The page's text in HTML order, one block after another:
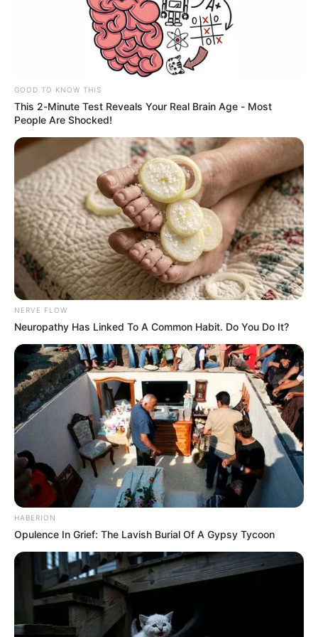
Suministrada
Secreducacion tolima responde paro murillo
Por:Laura Daniela Reyes Martínez
Julio 24, 2025
COMPARTIR
UNIRSE AL CANAL DE WHATSAPP
El prolongado paro estudiantil en la Institución Técnica
Lepanto del municipio de Murillo, Tolima, sigue
generando tensiones entre la comunidad educativa y las
autoridades departamentales. Ya son once días de
suspensión indefinida de clases, toma pacífica de vías y
exigencias por parte de estudiantes, docentes y padres de
denuncian presuntas irregularidades administrativas
dentro de la institución.
En medio del creciente malestar social, el secretario de
Educación del Tolima, Andrés Bedoya, rompió el silencio y
entregó su versión sobre lo que realmente está
ocurriendo. En entrevista con este medio, el funcionario
GOOD TO KNOW THIS
This 2-Minute Test Reveals Your Real Brain Age - Most
People Are Shocked!
NERVE FLOW
Neuropathy Has Linked To A Common Habit. Do You Do It?
HABERION
Opulence In Grief: The Lavish Burial Of A Gypsy Tycoon